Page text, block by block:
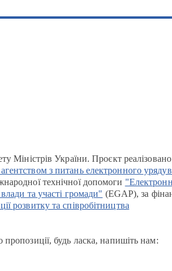
Міністрів України. Проєкт
з питань електронного
технічної допомоги
та участі громади" (EGAP), за
розвитку та співробітництва
будь ласка, напишіть нам: